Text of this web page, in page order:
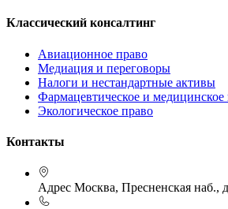
Классический консалтинг
Авиационное право
Медиация и переговоры
Налоги и нестандартные активы
Фармацевтическое и медицинское
Экологическое право
Контакты
Адрес Москва, Пресненская наб.,